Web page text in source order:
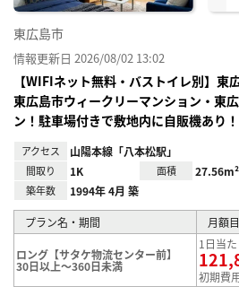
東広島市
情報更新日 2026/08/02 13:02
【WIFIネット無料・バストイレ別】
東広島市ウィークリーマンション・東
ン！駐車場付きで敷地内に自販機あり！
アクセス 山陽本線「八本松駅」
間取り 1K 面積 27.56m²
築年数 1994年 4月 築
プラン名・期間 月額
ロング【サタケ物流センター前】
30日以上～360日未満
1日当
初期費